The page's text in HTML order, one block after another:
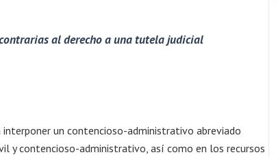
al derecho a una tutela judicial
un contencioso-administrativo abreviado
y contencioso-administrativo, así como en los recursos